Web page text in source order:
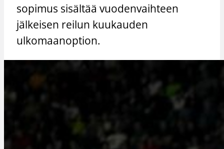
sopimus sisältää vuodenvaihteen
jälkeisen reilun kuukauden
ulkomaanoption.